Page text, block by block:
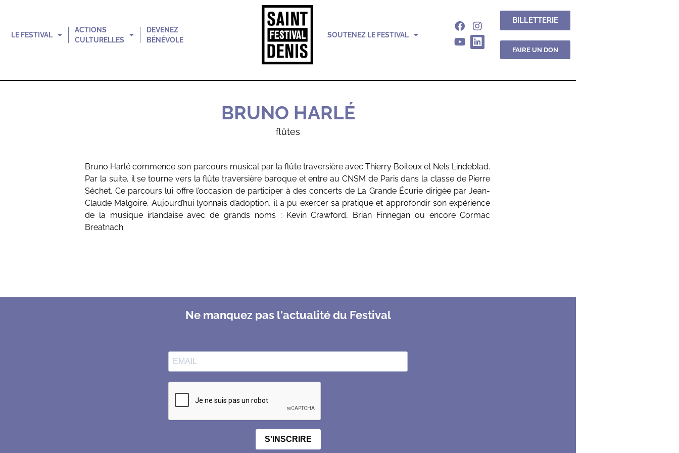
LE FESTIVAL
ACTIONS
CULTURELLES
DEVENEZ
BÉNÉVOLE
SOUTENEZ LE FESTIVAL
BILLETTERIE
FAIRE UN DON
BRUNO HARLÉ
flûtes
Bruno Harlé commence son parcours musical par la flûte traversière avec Thierry Boiteux et Nels Lindeblad.
Par la suite, il se tourne vers la flûte traversière baroque et entre au CNSM de Paris dans la classe de Pierre
Séchet. Ce parcours lui offre l’occasion de participer à des concerts de La Grande Écurie dirigée par Jean-
Claude Malgoire. Aujourd’hui lyonnais d’adoption, il a pu exercer sa pratique et approfondir son expérience
de la musique irlandaise avec de grands noms : Kevin Crawford, Brian Finnegan ou encore Cormac
Breatnach.
Ne manquez pas l'actualité du Festival
S'INSCRIRE